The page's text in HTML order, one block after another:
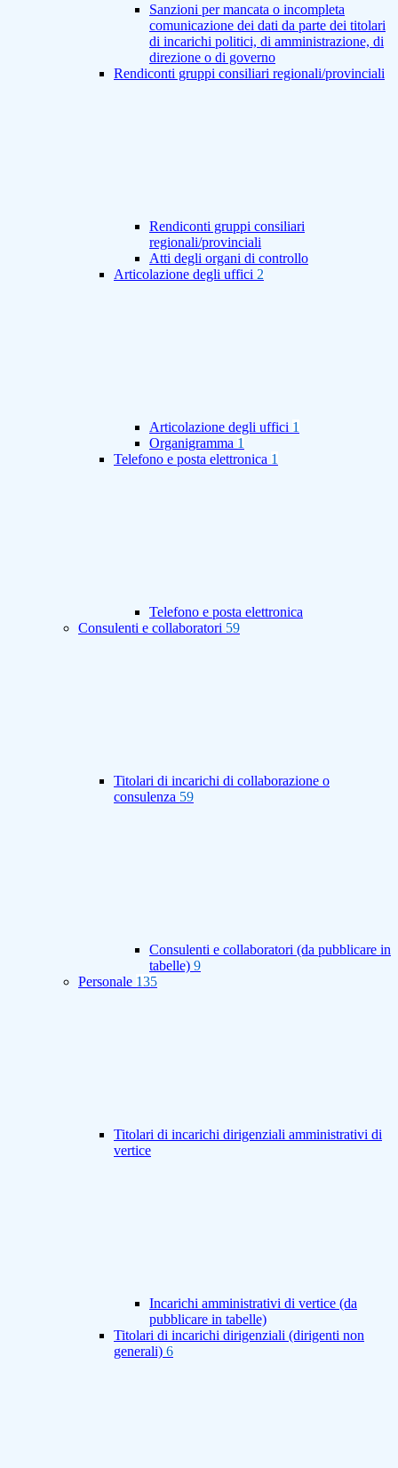
Sanzioni per mancata o incompleta
comunicazione dei dati da parte dei titolari
di incarichi politici, di amministrazione, di
direzione o di governo
Rendiconti gruppi consiliari regionali/provinciali
Rendiconti gruppi consiliari
regionali/provinciali
Atti degli organi di controllo
Articolazione degli uffici 2
Articolazione degli uffici 1
Organigramma 1
Telefono e posta elettronica 1
Telefono e posta elettronica
Consulenti e collaboratori 59
Titolari di incarichi di collaborazione o
consulenza 59
Consulenti e collaboratori (da pubblicare in
tabelle) 9
Personale 135
Titolari di incarichi dirigenziali amministrativi di
vertice
Incarichi amministrativi di vertice (da
pubblicare in tabelle)
Titolari di incarichi dirigenziali (dirigenti non
generali) 6